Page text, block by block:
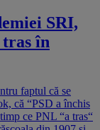
SRI,
în
faptul că se
că “PSD a închis
ce PNL “a tras“